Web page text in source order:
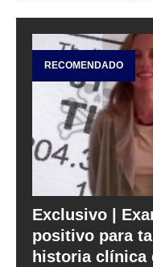
RECOMENDADO
Exclusivo |
positivo para
historia clínica